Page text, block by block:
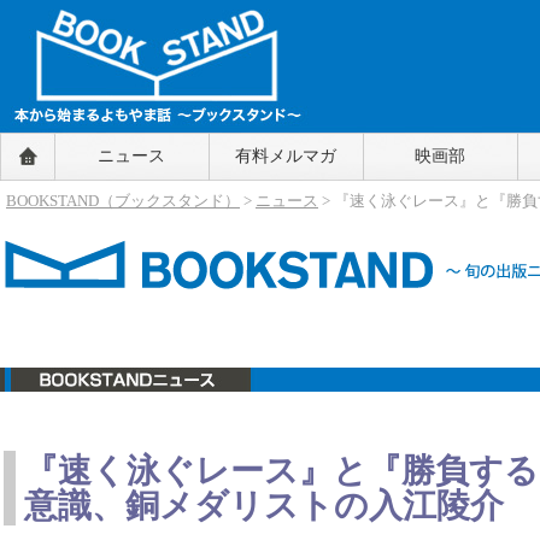
BOOKSTAND（ブックスタンド）
～本から始まるよもやま話～
BOOKSTAND（ブ
ニュース 有料メルマガ 映画部
BOOKSTAND（ブックスタンド） > ニュース > 『速く泳ぐレース』と『勝
『速く泳ぐレース』と『勝負す
意識、銅メダリストの入江陵介